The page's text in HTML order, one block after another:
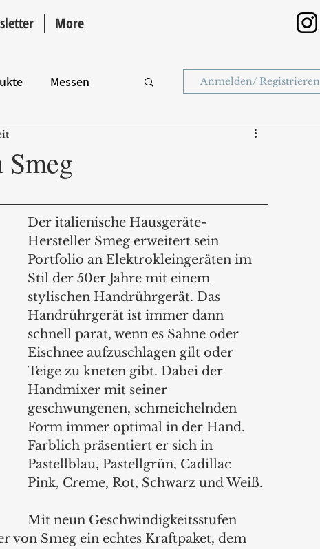
More
Messen Anmelden/ Registrieren
Der italienische Hausgeräte-
Hersteller Smeg erweitert sein
Portfolio an Elektrokleingeräten im
Stil der 50er Jahre mit einem
stylischen Handrührgerät. Das
Handrührgerät ist immer dann
schnell parat, wenn es Sahne oder
Eischnee aufzuschlagen gilt oder
Teige zu kneten gibt. Dabei der
Handmixer mit seiner
geschwungenen, schmeichelnden
Form immer optimal in der Hand.
Farblich präsentiert er sich in
Pastellblau, Pastellgrün, Cadillac
Pink, Creme, Rot, Schwarz und Weiß.
Mit neun Geschwindigkeitsstufen
Smeg ein echtes Kraftpaket, dem